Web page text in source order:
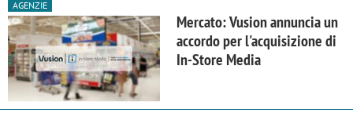
AGENZIE
Mercato: Vusion annuncia un
accordo per l'acquisizione di
In-Store Media